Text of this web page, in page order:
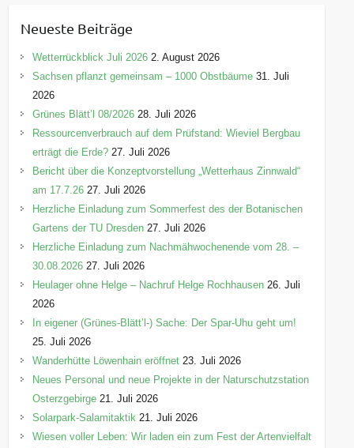
g
o
r
e
n
Neueste Beiträge
Wetterrückblick Juli 2026 2. August 2026
Sachsen pflanzt gemeinsam – 1000 Obstbäume 31. Juli
2026
Grünes Blätt’l 08/2026 28. Juli 2026
Ressourcenverbrauch auf dem Prüfstand: Wieviel Bergbau
erträgt die Erde? 27. Juli 2026
Bericht über die Konzeptvorstellung „Wetterhaus Zinnwald“
am 17.7.26 27. Juli 2026
Herzliche Einladung zum Sommerfest des der Botanischen
Gartens der TU Dresden 27. Juli 2026
Herzliche Einladung zum Nachmähwochenende vom 28. –
30.08.2026 27. Juli 2026
Heulager ohne Helge – Nachruf Helge Rochhausen 26. Juli
2026
In eigener (Grünes-Blätt’l-) Sache: Der Spar-Uhu geht um!
25. Juli 2026
Wanderhütte Löwenhain eröffnet 23. Juli 2026
Neues Personal und neue Projekte in der Naturschutzstation
Osterzgebirge 21. Juli 2026
Solarpark-Salamitaktik 21. Juli 2026
Wiesen voller Leben: Wir laden ein zum Fest der Artenvielfalt